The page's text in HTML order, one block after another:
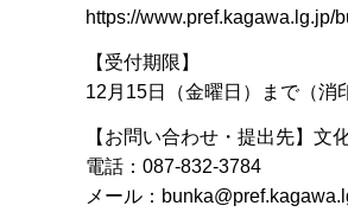
https://www.pref.kagawa.lg.jp/
【受付期限】
12月15日（金曜日）まで（消
【お問い合わせ・提出先】文
電話：087-832-3784
メール：